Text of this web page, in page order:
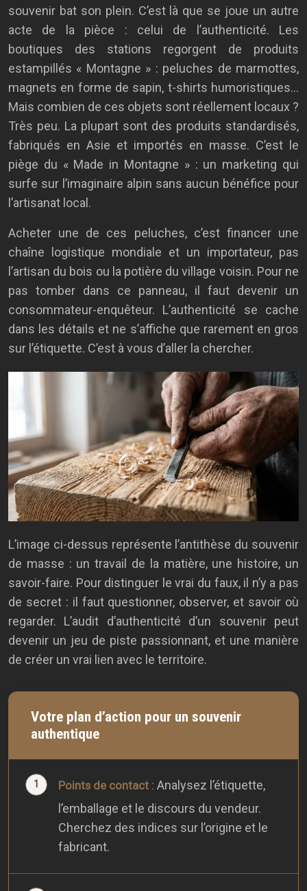
souvenir bat son plein. C’est là que se joue un autre
acte de la pièce : celui de l’authenticité. Les
boutiques des stations regorgent de produits
estampillés « Montagne » : peluches de marmottes,
magnets en forme de sapin, t-shirts humoristiques…
Mais combien de ces objets sont réellement locaux ?
Très peu. La plupart sont des produits standardisés,
fabriqués en Asie et importés en masse. C’est le
piège du « Made in Montagne » : un marketing qui
surfe sur l’imaginaire alpin sans aucun bénéfice pour
l’artisanat local.
Acheter une de ces peluches, c’est financer une
chaîne logistique mondiale et un importateur, pas
l’artisan du bois ou la potière du village voisin. Pour ne
pas tomber dans ce panneau, il faut devenir un
consommateur-enquêteur. L’authenticité se cache
dans les détails et ne s’affiche que rarement en gros
sur l’étiquette. C’est à vous d’aller la chercher.
L’image ci-dessus représente l’antithèse du souvenir
de masse : un travail de la matière, une histoire, un
savoir-faire. Pour distinguer le vrai du faux, il n’y a pas
de secret : il faut questionner, observer, et savoir où
regarder. L’audit d’authenticité d’un souvenir peut
devenir un jeu de piste passionnant, et une manière
de créer un vrai lien avec le territoire.
Votre plan d’action pour un souvenir
authentique
Points de contact : Analysez l’étiquette,
l’emballage et le discours du vendeur.
Cherchez des indices sur l’origine et le
fabricant.